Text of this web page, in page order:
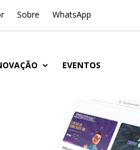
Sobre WhatsApp
EVENTOS